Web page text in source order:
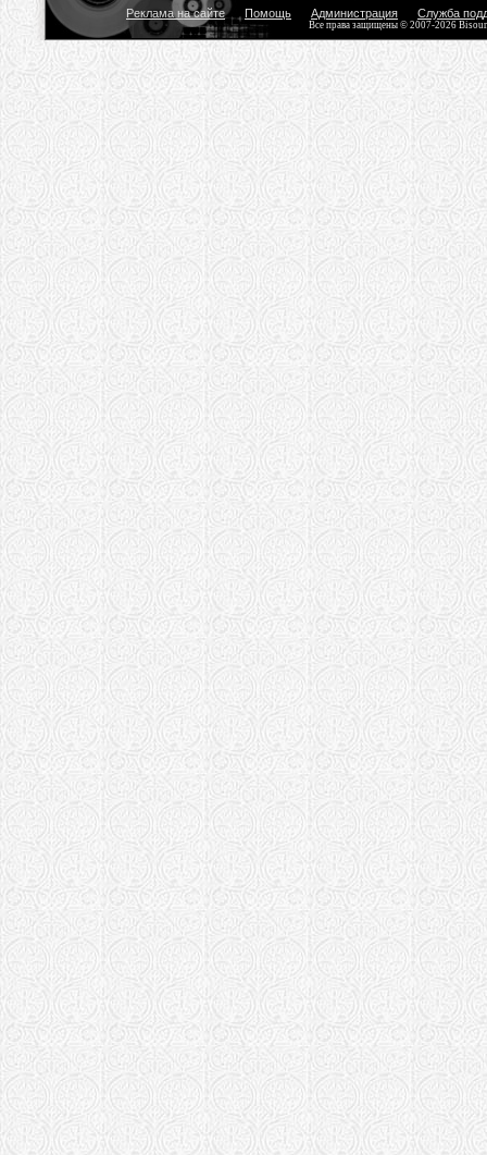
Реклама на сайте Помощь Администрация Служба
Все права защищены © 2007-2026